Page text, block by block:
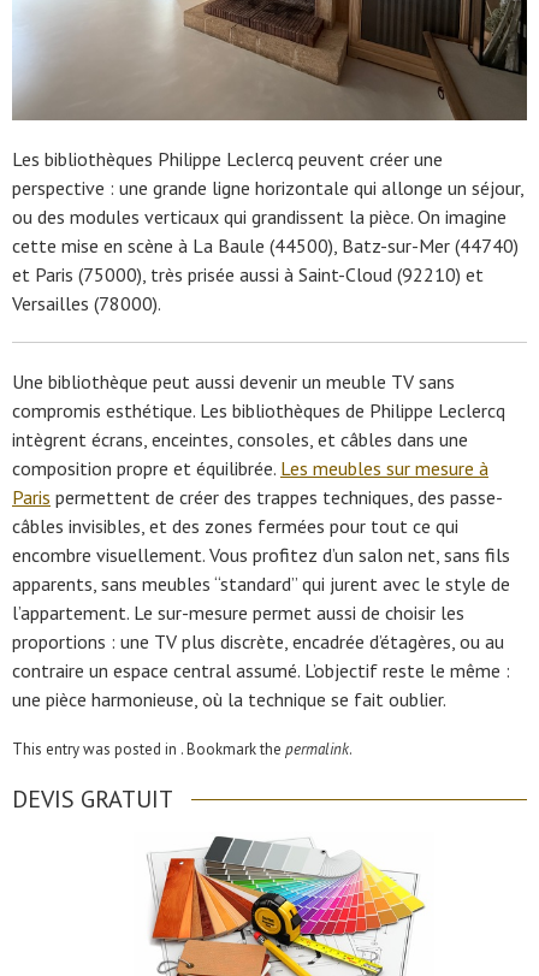
Les bibliothèques Philippe Leclercq peuvent créer une
perspective : une grande ligne horizontale qui allonge un séjour,
ou des modules verticaux qui grandissent la pièce. On imagine
cette mise en scène à La Baule (44500), Batz-sur-Mer (44740)
et Paris (75000), très prisée aussi à Saint-Cloud (92210) et
Versailles (78000).
Une bibliothèque peut aussi devenir un meuble TV sans
compromis esthétique. Les bibliothèques de Philippe Leclercq
intègrent écrans, enceintes, consoles, et câbles dans une
composition propre et équilibrée. Les meubles sur mesure à
Paris permettent de créer des trappes techniques, des passe-
câbles invisibles, et des zones fermées pour tout ce qui
encombre visuellement. Vous profitez d’un salon net, sans fils
apparents, sans meubles “standard” qui jurent avec le style de
l’appartement. Le sur-mesure permet aussi de choisir les
proportions : une TV plus discrète, encadrée d’étagères, ou au
contraire un espace central assumé. L’objectif reste le même :
une pièce harmonieuse, où la technique se fait oublier.
This entry was posted in . Bookmark the permalink.
DEVIS GRATUIT